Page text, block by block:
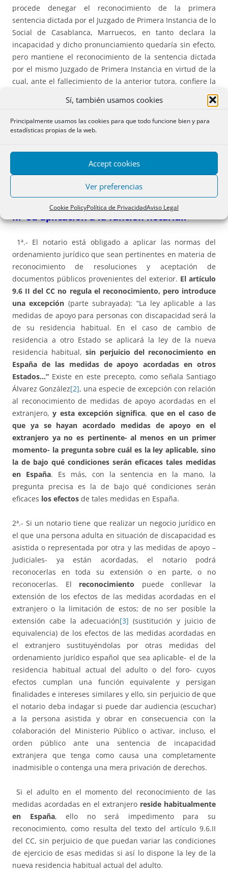
Sí, también usamos cookies
Principalmente usamos las cookies para que todo funcione bien y para
estadísticas propias de la web.
Accept cookies
Ver preferencias
Cookie PolicyPolítica de PrivacidadAviso Legal
procede denegar el reconocimiento de la primera
sentencia dictada por el Juzgado de Primera Instancia de lo
Social de Casablanca, Marruecos, en tanto declara la
incapacidad y dicho pronunciamiento quedaría sin efecto,
pero mantiene el reconocimiento de la sentencia dictada
por el mismo Juzgado de Primera Instancia en virtud de la
cual, ante el fallecimiento de la anterior tutora, confiere la
tutela dativa del adulto en favor de su hermana. Se
reconoce dicha resolución declarando que,
en lugar de la
tutela, corresponde a la hermana la asistencia
representativa del adulto
que sea sustituida o modificada por la resolución que se
dicte el procedimiento instando por la Fiscalía.
II.- Su aplicación a la función notarial.
1ª.- El notario está obligado a aplicar las normas del
ordenamiento jurídico que sean pertinentes en materia de
reconocimiento de resoluciones y aceptación de
documentos públicos provenientes del exterior. El artículo
9.6 II del CC no regula el reconocimiento, pero introduce
una excepción (parte subrayada): “La ley aplicable a las
medidas de apoyo para personas con discapacidad será la
de su residencia habitual. En el caso de cambio de
residencia a otro Estado se aplicará la ley de la nueva
residencia habitual,sin perjuicio del reconocimiento en
España de las medidas de apoyo acordadas en otros
Estados…” Existe en este precepto, como señala Santiago
Álvarez González[2], una especie de excepción con relación
al reconocimiento de medidas de apoyo acordadas en el
extranjero, y esta excepción significa, que en el caso de
que ya se hayan acordado medidas de apoyo en el
extranjero ya no es pertinente- al menos en un primer
momento- la pregunta sobre cuál es la ley aplicable, sino
la de bajo qué condiciones serán eficaces tales medidas
en España. Es más, con la sentencia en la mano, la
pregunta precisa es la de bajo qué condiciones serán
eficaces los efectos de tales medidas en España.
2ª.- Si un notario tiene que realizar un negocio jurídico en
el que una persona adulta en situación de discapacidad es
asistida o representada por otra y las medidas de apoyo –
Judiciales- ya están acordadas, el notario podrá
reconocerlas en toda su extensión o en parte, o no
reconocerlas. El reconocimiento puede conllevar la
extensión de los efectos de las medidas acordadas en el
extranjero o la limitación de estos; de no ser posible la
extensión cabe la adecuación[3] (sustitución y juicio de
equivalencia) de los efectos de las medidas acordadas en
el extranjero sustituyéndolas por otras medidas del
ordenamiento jurídico español que sea aplicable- el de la
residencia habitual actual del adulto o del foro- cuyos
efectos cumplan una función equivalente y persigan
finalidades e intereses similares y ello, sin perjuicio de que
el notario deba indagar si puede dar audiencia (escuchar)
a la persona asistida y obrar en consecuencia con la
colaboración del Ministerio Público o activar, incluso, el
orden público ante una sentencia de incapacidad
extranjera que tenga como causa una completamente
inadmisible o contenga una mera privación de derechos.
Si el adulto en el momento del reconocimiento de las
medidas acordadas en el extranjero reside habitualmente
en España, ello no será impedimento para su
reconocimiento, como resulta del texto del artículo 9.6.II
del CC, sin perjuicio de que puedan variar las condiciones
de ejercicio de esas medidas si así lo dispone la ley de la
nueva residencia habitual actual del adulto.